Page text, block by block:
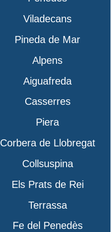
Viladecans
Pineda de Mar
Alpens
Aiguafreda
Casserres
Piera
Corbera de Llobregat
Collsuspina
Els Prats de Rei
Terrassa
Fe del Penedès